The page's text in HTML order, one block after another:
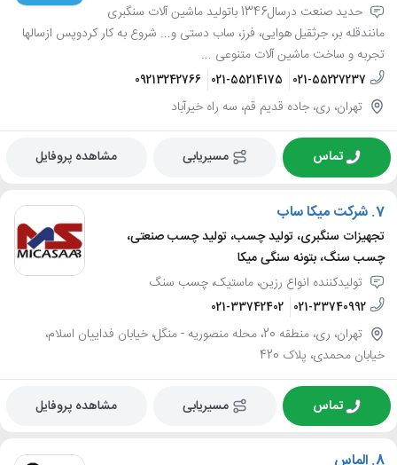
حدید صنعت درسال1346 باتولید ماشین آلات سنگبری
مانندقله بر، جرثقیل هوایی، فرز، ساب دستی و... شروع به کار کردوپس ازسالها
تجربه و ساخت ماشین آلات متنوعی ...
021-55227237
021-55214175
09213242766
تهران، ری، جاده قدیم قم، سه راه خیرآباد
تماس مسیریابی مشاهده پروفایل
7. شرکت میکا ساب
تجهیزات سنگبری، تولید چسب، تولید چسب صنعتی،
چسب سنگ، بتونه سنگی میکا
تولیدکننده انواع رزین، ماستیک، چسب سنگ
021-33740992
021-33742402
تهران، ری، منطقه 20، محله منصوریه - منگل، خیابان فداییان اسلام،
خیابان محمدی، پلاک 420
تماس مسیریابی مشاهده پروفایل